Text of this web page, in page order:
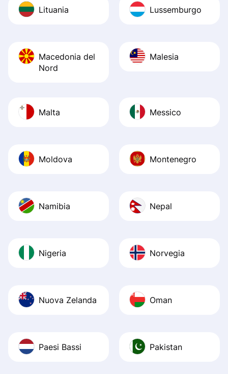
Lituania Lussemburgo
Macedonia del
Nord
Malesia
Malta Messico
Moldova Montenegro
Namibia Nepal
Nigeria Norvegia
Nuova Zelanda Oman
Paesi Bassi Pakistan